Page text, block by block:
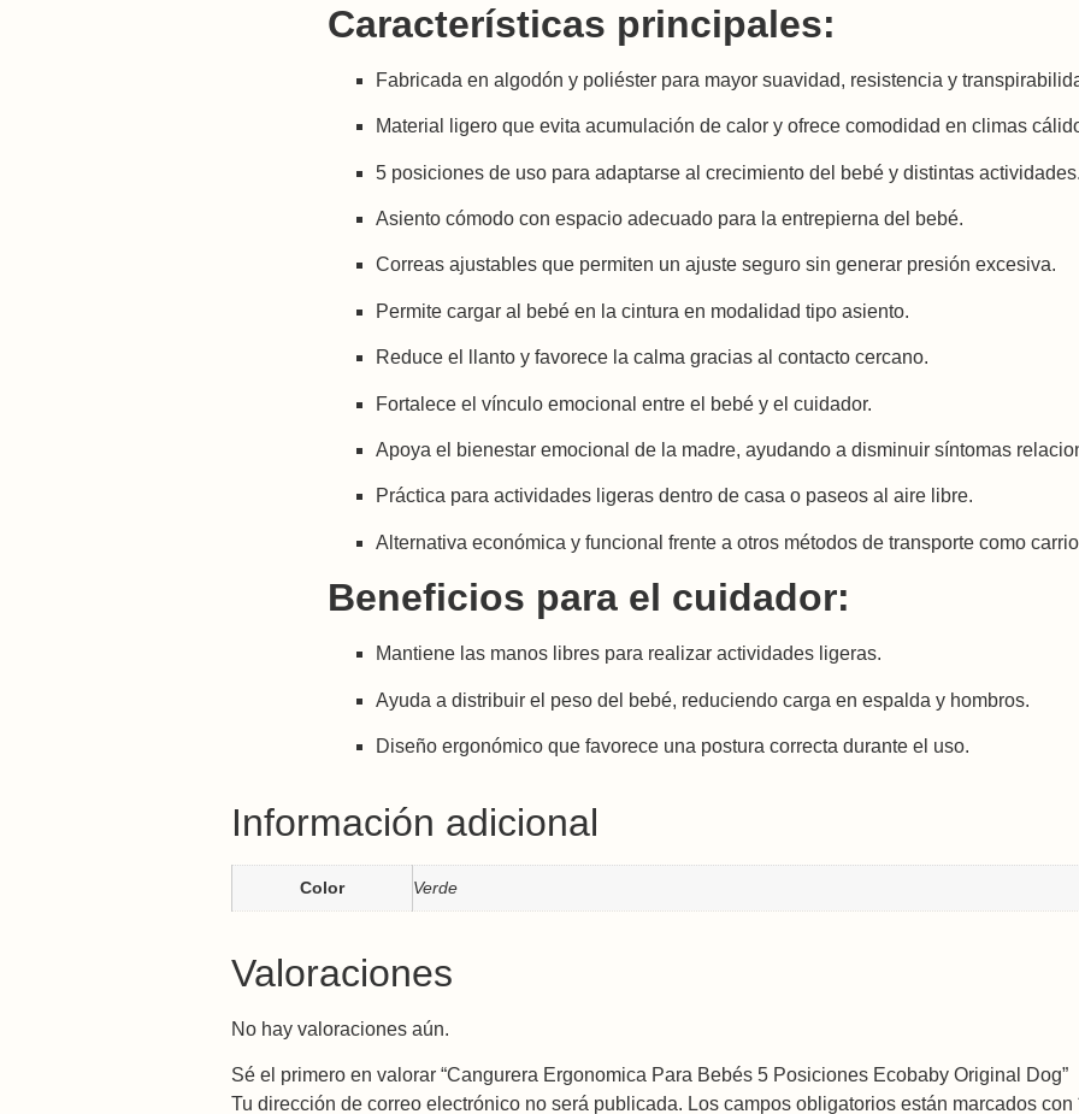
Características principales:
Fabricada en algodón y poliéster para mayor suavidad, resistencia y
Material ligero que evita acumulación de calor y ofrece comodidad en climas
5 posiciones de uso para adaptarse al crecimiento del bebé y distintas
Asiento cómodo con espacio adecuado para la entrepierna del bebé.
Correas ajustables que permiten un ajuste seguro sin generar presión excesiva.
Permite cargar al bebé en la cintura en modalidad tipo asiento.
Reduce el llanto y favorece la calma gracias al contacto cercano.
Fortalece el vínculo emocional entre el bebé y el cuidador.
Apoya el bienestar emocional de la madre, ayudando a disminuir síntomas
Práctica para actividades ligeras dentro de casa o paseos al aire libre.
Alternativa económica y funcional frente a otros métodos de transporte como
Beneficios para el cuidador:
Mantiene las manos libres para realizar actividades ligeras.
Ayuda a distribuir el peso del bebé, reduciendo carga en espalda y hombros.
Diseño ergonómico que favorece una postura correcta durante el uso.
Información adicional
Color Verde
Valoraciones
No hay valoraciones aún.
Sé el primero en valorar “Cangurera Ergonomica Para Bebés 5 Posiciones Ecobaby Original Dog”
Tu dirección de correo electrónico no será publicada. Los campos obligatorios están marcados con